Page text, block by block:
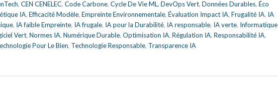
, CEN CENELEC, Code Carbone, Cycle De Vie ML, DevOps Vert, Données Durables, Éco
IA, Efficacité Modèle, Empreinte Environnementale, Évaluation Impact IA, Frugalité IA, IA
, IA faible Empreinte, IA frugale, IA pour la Durabilité, IA responsable, IA verte, Informatique
Vert, Normes IA, Numérique Durable, Optimisation IA, Régulation IA, Responsabilité IA,
Pour Le Bien, Technologie Responsable, Transparence IA